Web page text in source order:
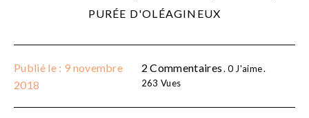
PURÉE D'OLÉAGINEUX
Publié le : 9 novembre
2018
2 Commentaires 0 J'aime
263 Vues